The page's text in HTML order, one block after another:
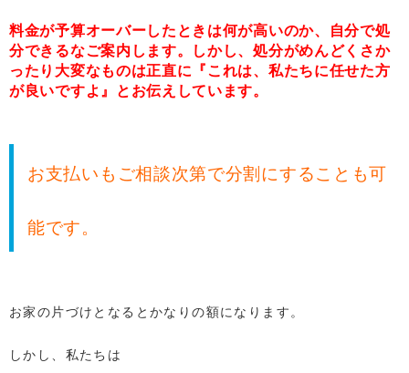
料金が予算オーバーしたときは何が高いのか、自分で処
分できるなご案内します。しかし、処分がめんどくさか
ったり大変なものは正直に『これは、私たちに任せた方
が良いですよ』とお伝えしています。
お支払いもご相談次第で分割にすることも可
能です。
お家の片づけとなるとかなりの額になります。
しかし、私たちは